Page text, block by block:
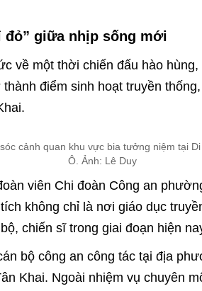
đỏ” giữa nhịp sống mới
về một thời chiến đấu hào
điểm sinh hoạt truyền
cảnh quan khu vực bia tưởng niệm tại
Ô. Ảnh: Lê Duy
viên Chi đoàn Công an
không chỉ là nơi giáo dục
chiến sĩ trong giai đoạn hiện
bộ công an công tác tại địa
Khai. Ngoài nhiệm vụ chuyên